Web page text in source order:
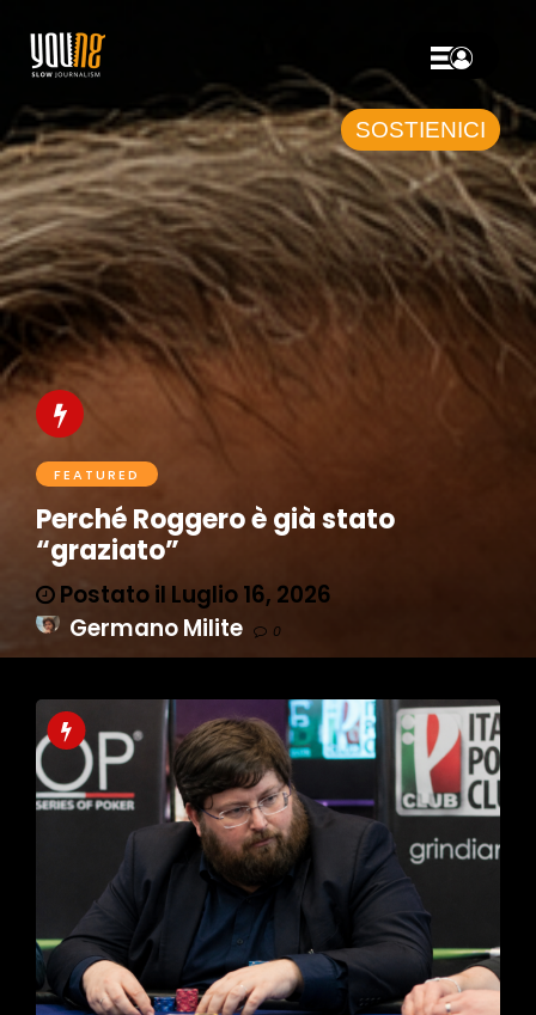
SOSTIENICI
FEATURED
Perché Roggero è già stato
“graziato”
Postato il Luglio 16, 2026
Germano Milite
0